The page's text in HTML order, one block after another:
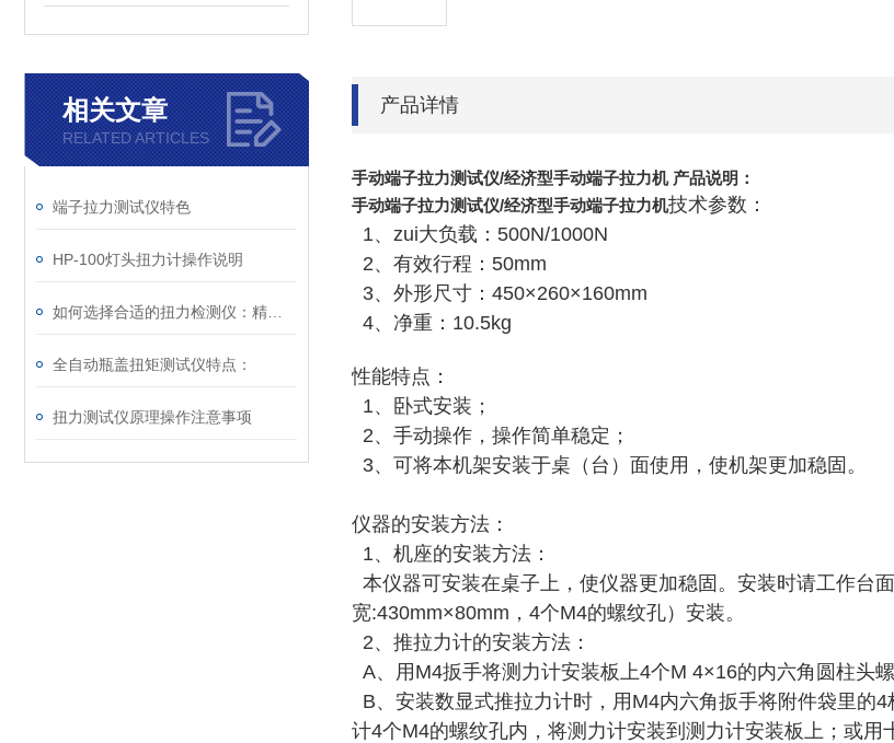
相关文章
RELATED ARTICLES
端子拉力测试仪特色
HP-100灯头扭力计操作说明
全自动瓶盖扭矩测试仪特点：
扭力测试仪原理操作注意事项
产品详情
手动端子拉力测试仪/经济型手动端子拉力机 产品说明：
手动端子拉力测试仪/经济型手动端子拉力机技术参数：
1、zui大负载：500N/1000N
2、有效行程：50mm
3、外形尺寸：450×260×160mm
4、净重：10.5kg
性能特点：
1、卧式安装；
2、手动操作，操作简单稳定；
3、可将本机架安装于桌（台）面使用，使机架更加稳固。
仪器的安装方法：
1、机座的安装方法：
本仪器可安装在桌子上，使仪器更加稳固。安装时请工作台
宽:430mm×80mm，4个M4的螺纹孔）安装。
2、推拉力计的安装方法：
A、用M4扳手将测力计安装板上4个M 4×16的内六角圆柱头
B、安装数显式推拉力计时，用M4内六角扳手将附件袋里的
计4个M4的螺纹孔内，将测力计安装到测力计安装板上；或